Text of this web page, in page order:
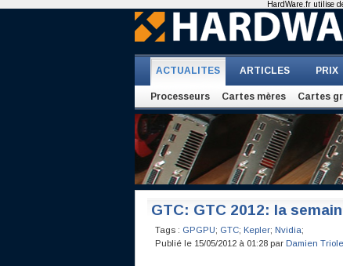
ACTUALITES ARTICLES PRIX
Processeurs Cartes mères Cartes
GTC: GTC 2012: la
Tags : GPGPU; GTC; Kepler; Nvidia;
Publié le 15/05/2012 à 01:28 par Damien
HardWare.fr utilise